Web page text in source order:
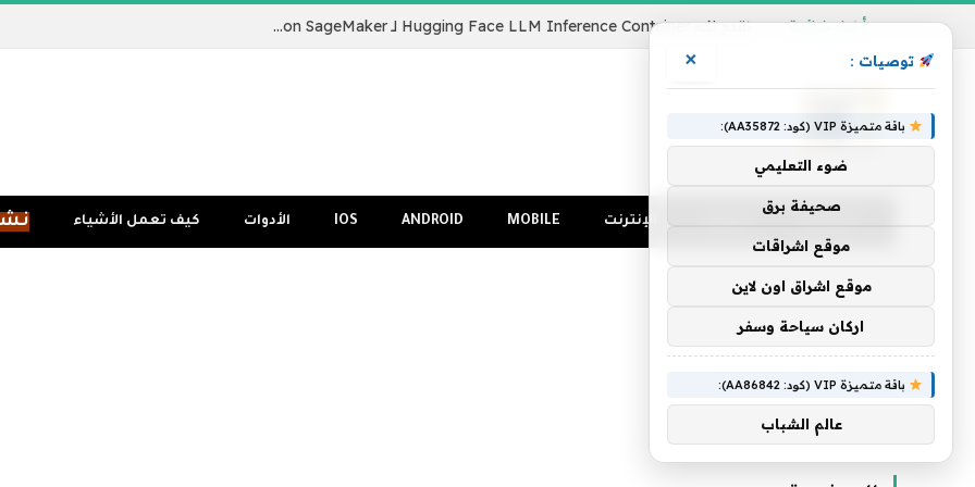
أخبار شائعة نقدم لكم Hugging Face LLM Inference Container لـ Amazon SageMaker
الإنترنت MOBILE
ANDROID
IOS الأدوات كيف تعمل الأشياء
»المدفوعة.
توصيات : ×
باقة متميزة VIP (كود: AA35872):
ضوء التعليمي
صحيفة برق
موقع اشراقات
موقع اشراق اون لاين
اركان سياحة وسفر
باقة متميزة VIP (كود: AA86842):
عالم الشباب